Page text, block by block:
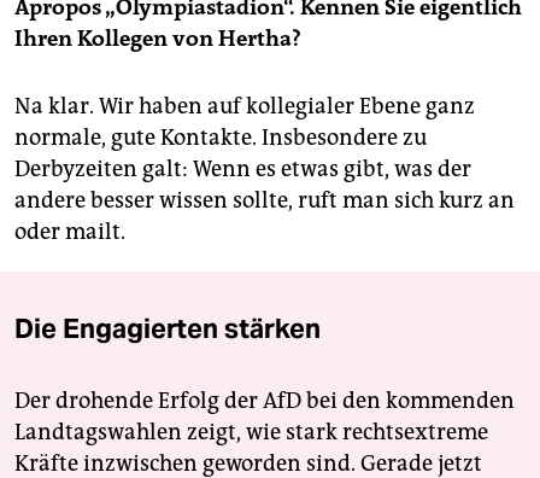
Apropos „Olympiastadion“. Kennen Sie eigentlich
Ihren Kollegen von Hertha?
Na klar. Wir haben auf kolle­gialer Ebene ganz
normale, gute Kontakte. Insbesondere zu
Derbyzeiten galt: Wenn es etwas gibt, was der
andere besser wissen sollte, ruft man sich kurz an
oder mailt.
Die Engagierten stärken
Der drohende Erfolg der AfD bei den kommenden
Landtagswahlen zeigt, wie stark rechtsextreme
Kräfte inzwischen geworden sind. Gerade jetzt